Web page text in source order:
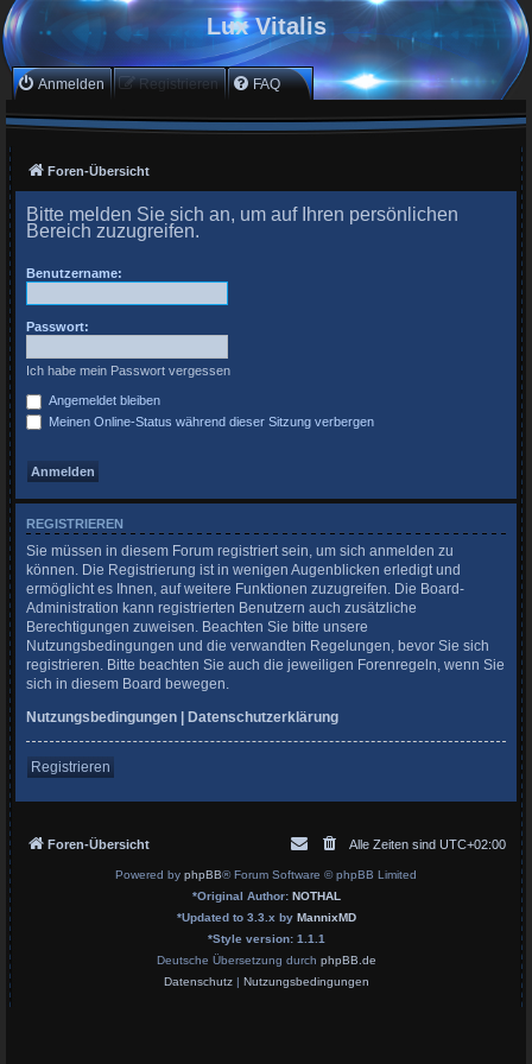
Lux Vitalis
Anmelden Registrieren FAQ
Foren-Übersicht
Bitte melden Sie sich an, um auf Ihren persönlichen
Bereich zuzugreifen.
Benutzername:
Passwort:
Ich habe mein Passwort vergessen
Angemeldet bleiben
Meinen Online-Status während dieser Sitzung verbergen
REGISTRIEREN
Sie müssen in diesem Forum registriert sein, um sich anmelden zu
können. Die Registrierung ist in wenigen Augenblicken erledigt und
ermöglicht es Ihnen, auf weitere Funktionen zuzugreifen. Die Board-
Administration kann registrierten Benutzern auch zusätzliche
Berechtigungen zuweisen. Beachten Sie bitte unsere
Nutzungsbedingungen und die verwandten Regelungen, bevor Sie sich
registrieren. Bitte beachten Sie auch die jeweiligen Forenregeln, wenn Sie
sich in diesem Board bewegen.
Nutzungsbedingungen | Datenschutzerklärung
Registrieren
Foren-Übersicht Alle Zeiten sind UTC+02:00
Powered by phpBB® Forum Software © phpBB Limited
*Original Author: NOTHAL
*Updated to 3.3.x by MannixMD
*Style version: 1.1.1
Deutsche Übersetzung durch phpBB.de
Datenschutz| Nutzungsbedingungen